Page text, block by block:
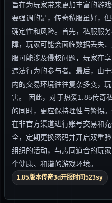
旨在为玩家带来更加丰富的游
要强调的是，传奇私服虽好，
确定性和风险。首先，私服服
障，玩家可能会面临数据丢失
服可能涉及侵权问题，玩家在
违法行为的参与者。最后，由
内的交易环境往往复杂多变，
害。 因此，对于热爱1.85传奇
的同时，更应保持理性与警惕
在非官方渠道进行账号交易和
全，定期更换密码并开启双重
组织的活动，与志同道合的玩
个健康、和谐的游戏环境。
1.85版本传奇3d开服时间523sy